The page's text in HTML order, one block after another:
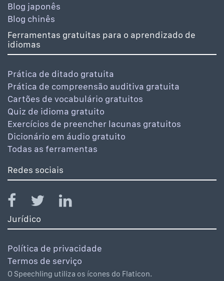
Blog japonês
Blog chinês
Ferramentas gratuitas para o aprendizado de
idiomas
Prática de ditado gratuita
Prática de compreensão auditiva gratuita
Cartões de vocabulário gratuitos
Quiz de idioma gratuito
Exercícios de preencher lacunas gratuitos
Dicionário em áudio gratuito
Todas as ferramentas
Redes sociais
Jurídico
Política de privacidade
Termos de serviço
O Speechling utiliza os ícones do Flaticon.